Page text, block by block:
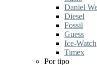
Daniel
Diesel
Fossil
Guess
Ice-Watch
Timex
Por tipo